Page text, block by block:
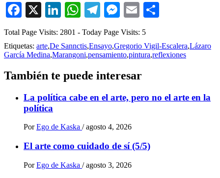
Facebook
X LinkedIn
WhatsApp
Telegram
Messenger
Email
Total Page Visits: 2801 - Today Page Visits: 5
Etiquetas: arte,De Sannctis,Ensayo,Gregorio Vigil-Escalera,Lázaro
García Medina,Marangoni,pensamiento,pintura,reflexiones
También te puede interesar
La política cabe en el arte, pero no el arte en la
política
Por Ego de Kaska / agosto 4, 2026
El arte como cuidado de sí (5/5)
Por Ego de Kaska / agosto 3, 2026